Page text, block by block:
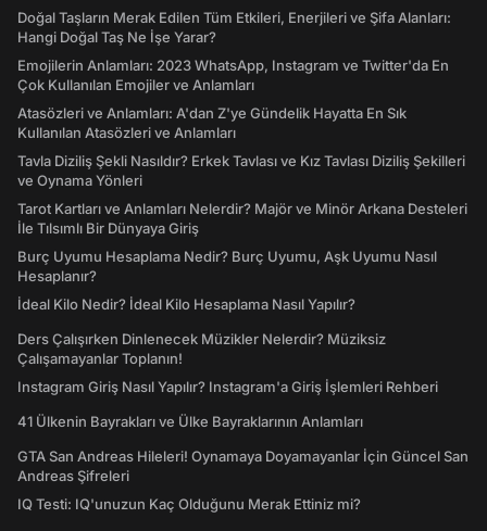
Doğal Taşların Merak Edilen Tüm Etkileri, Enerjileri ve Şifa Alanları:
Hangi Doğal Taş Ne İşe Yarar?
Emojilerin Anlamları: 2023 WhatsApp, Instagram ve Twitter'da En
Çok Kullanılan Emojiler ve Anlamları
Atasözleri ve Anlamları: A'dan Z'ye Gündelik Hayatta En Sık
Kullanılan Atasözleri ve Anlamları
Tavla Diziliş Şekli Nasıldır? Erkek Tavlası ve Kız Tavlası Diziliş Şekilleri
ve Oynama Yönleri
Tarot Kartları ve Anlamları Nelerdir? Majör ve Minör Arkana Desteleri
İle Tılsımlı Bir Dünyaya Giriş
Burç Uyumu Hesaplama Nedir? Burç Uyumu, Aşk Uyumu Nasıl
Hesaplanır?
İdeal Kilo Nedir? İdeal Kilo Hesaplama Nasıl Yapılır?
Ders Çalışırken Dinlenecek Müzikler Nelerdir? Müziksiz
Çalışamayanlar Toplanın!
Instagram Giriş Nasıl Yapılır? Instagram'a Giriş İşlemleri Rehberi
41 Ülkenin Bayrakları ve Ülke Bayraklarının Anlamları
GTA San Andreas Hileleri! Oynamaya Doyamayanlar İçin Güncel San
Andreas Şifreleri
IQ Testi: IQ'unuzun Kaç Olduğunu Merak Ettiniz mi?